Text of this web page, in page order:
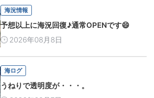
海況情報
予想以上に海況回復♪通常OPENです😄
2026年08月8日
海ログ
うねりで透明度が・・・。